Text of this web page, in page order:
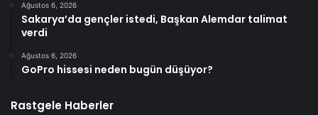
Ağustos 6, 2026
Sakarya’da gençler istedi, Başkan Alemdar talimat
verdi
Ağustos 6, 2026
GoPro hissesi neden bugün düşüyor?
Rastgele Haberler